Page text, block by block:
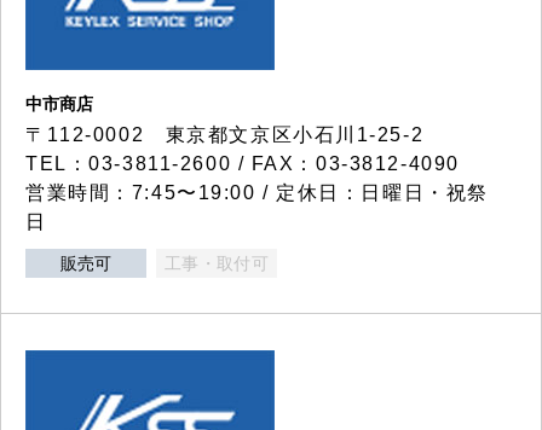
中市商店
〒112-0002 東京都文京区小石川1-25-2
TEL：03-3811-2600 / FAX：03-3812-4090
営業時間：7:45〜19:00 / 定休日：日曜日・祝祭
日
販売可 工事・取付可